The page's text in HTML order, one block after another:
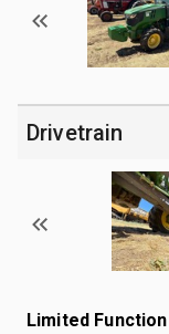
Drivetrain
Limited Function